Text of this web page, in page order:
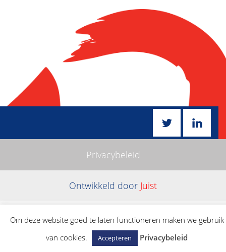
Privacybeleid
Ontwikkeld door Juist
Om deze website goed te laten functioneren maken we gebruik
van cookies.
Accepteren Privacybeleid